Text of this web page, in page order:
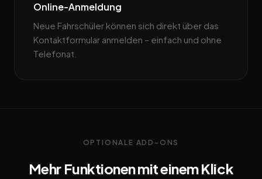
Online-Anmeldung
Neue Fahrschüler können sich direkt über das
Kontaktformular anmelden – einfach und ohne
Telefonat.
OPTIONALE ADD-ONS
Mehr Funktionen mit einem Klick